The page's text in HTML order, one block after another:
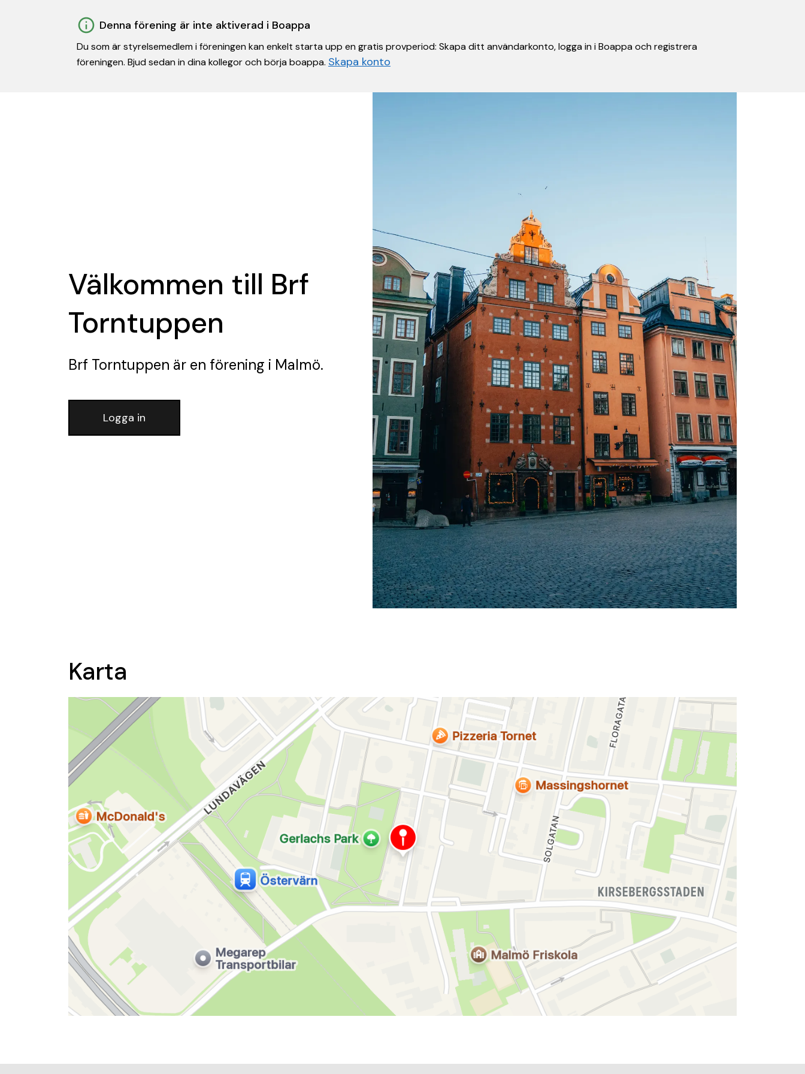
Denna förening är inte aktiverad i Boappa
Du som är styrelsemedlem i föreningen kan enkelt starta upp en gratis provperiod: Skapa ditt användarkonto, logga in i Boappa och registrera
föreningen. Bjud sedan in dina kollegor och börja boappa. Skapa konto
Välkommen till Brf
Torntuppen
Brf Torntuppen är en förening i Malmö.
Logga in
Karta